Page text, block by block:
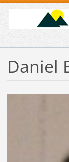
Daniel